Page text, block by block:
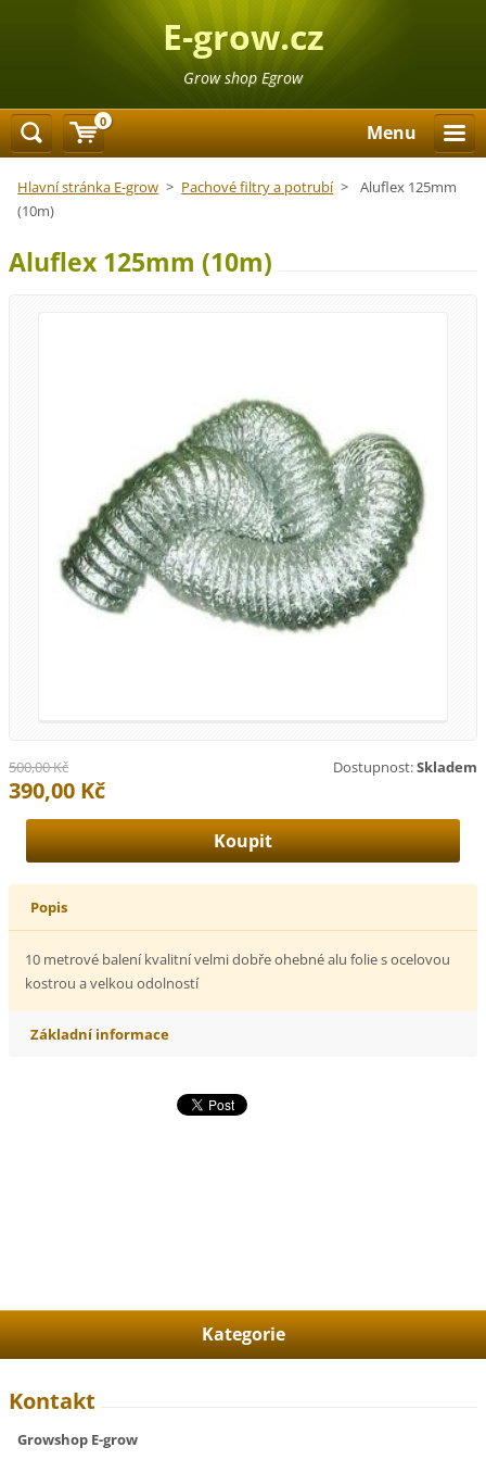
E-grow.cz
Grow shop Egrow
Menu
Hlavní stránka E-grow > Pachové filtry a potrubí >
Aluflex 125mm
(10m)
Aluflex 125mm (10m)
Dostupnost:Skladem
500,00 Kč
390,00 Kč
Popis
10 metrové balení kvalitní velmi dobře ohebné alu folie s ocelovou
kostrou a velkou odolností
Základní informace
Kategorie
Kontakt
Growshop E-grow
0